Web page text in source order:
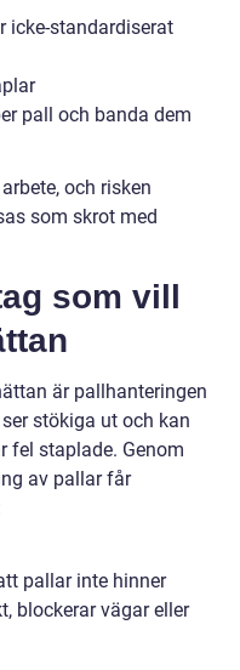
icke-standardiserat
pall och banda dem
och risken
som skrot med
som vill
är pallhanteringen
stökiga ut och kan
fel staplade. Genom
av pallar får
pallar inte hinner
blockerar vägar eller